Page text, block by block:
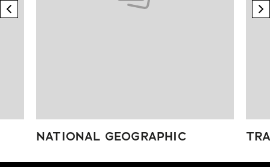
previous element
NATIONAL GEOGRAPHIC